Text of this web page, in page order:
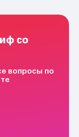
со
вопросы по